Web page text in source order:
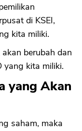
di KSEI,
kita miliki.
berubah dan
yang kita miliki.
yang Akan
saham, maka